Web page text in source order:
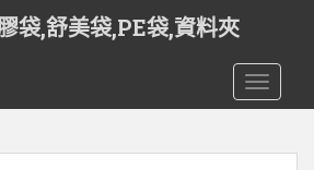
袋,舒美袋,PE袋,資料夾